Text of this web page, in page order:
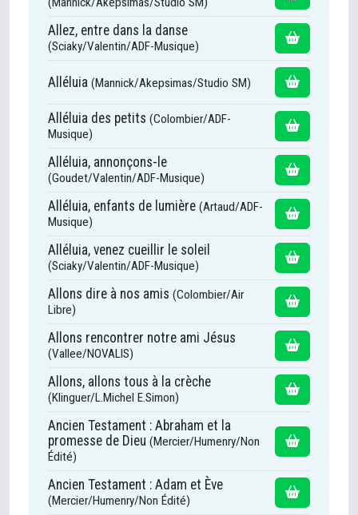
Allez, entre dans la danse
(Sciaky/Valentin/ADF-Musique)
Alléluia (Mannick/Akepsimas/Studio SM)
Alléluia des petits (Colombier/ADF-
Musique)
Alléluia, annonçons-le
(Goudet/Valentin/ADF-Musique)
Alléluia, enfants de lumière (Artaud/ADF-
Musique)
Alléluia, venez cueillir le soleil
(Sciaky/Valentin/ADF-Musique)
Allons dire à nos amis (Colombier/Air
Libre)
Allons rencontrer notre ami Jésus
(Vallee/NOVALIS)
Allons, allons tous à la crèche
(Klinguer/L.Michel E.Simon)
Ancien Testament : Abraham et la
promesse de Dieu (Mercier/Humenry/Non
Édité)
Ancien Testament : Adam et Ève
(Mercier/Humenry/Non Édité)